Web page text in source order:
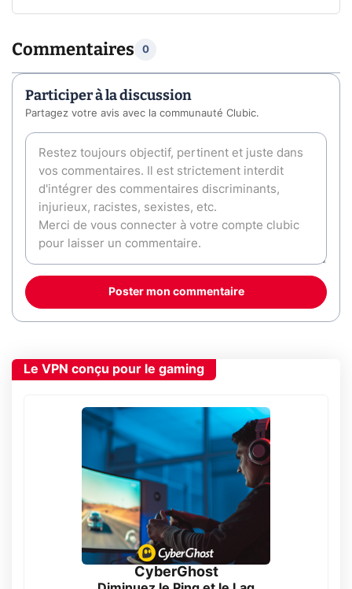
Commentaires 0
Participer à la discussion
Partagez votre avis avec la communauté Clubic.
Poster mon commentaire
Le VPN conçu pour le gaming
CyberGhost